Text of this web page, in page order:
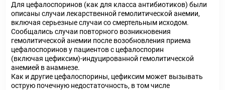
Для цефалоспоринов (как для класса антибиотиков) были
описаны случаи лекарственной гемолитической анемии,
включая серьезные случаи со смертельным исходом.
Сообщались случаи повторного возникновения
гемолитической анемии после возобновления приема
цефалоспоринов у пациентов с цефалоспорин
(включая цефиксим)-индуцированной гемолитической
анемией в анамнезе.
Как и другие цефалоспорины, цефиксим может вызывать
острую почечную недостаточность, в том числе